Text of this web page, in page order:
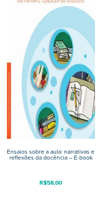
Ensaios sobre a aula: narrativas e
reflexões da docência – E-book
R$58,00